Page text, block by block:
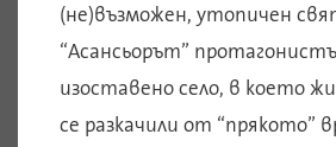
(не)възможен, утопичен
“Асансьорът”
изоставено село, в което
се разкачили от “прякото”